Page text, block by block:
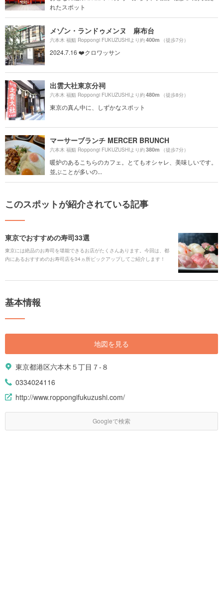
れたスポット
メゾン・ランドゥメンヌ 麻布台
六本木 福鮨 Roppongi FUKUZUSHIより約400m （徒歩7分）
2024.7.16 ❤️クロワッサン
出雲大社東京分祠
六本木 福鮨 Roppongi FUKUZUSHIより約480m （徒歩8分）
東京の真ん中に、しずかなスポット
マーサーブランチ MERCER BRUNCH
六本木 福鮨 Roppongi FUKUZUSHIより約380m （徒歩7分）
暖炉のあるこちらのカフェ。とてもオシャレ、美味しいです。
並ぶことが多いの...
このスポットが紹介されている記事
東京でおすすめの寿司33選
東京には絶品のお寿司を堪能できるお店がたくさんあります。今回は、都
内にあるおすすめのお寿司店を34ヵ所ピックアップしてご紹介します！
基本情報
地図を見る
東京都港区六本木５丁目７-８
0334024116
http://www.roppongifukuzushi.com/
Googleで検索